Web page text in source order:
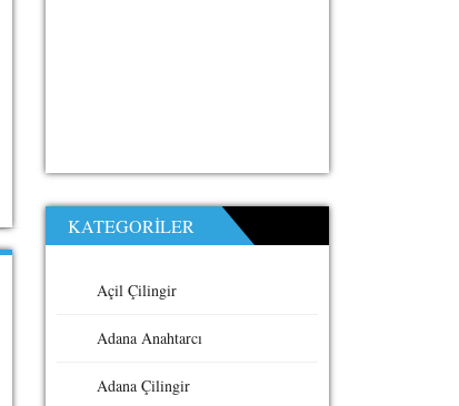
KATEGORILER
Açil Çilingir
Adana Anahtarcı
Adana Çilingir